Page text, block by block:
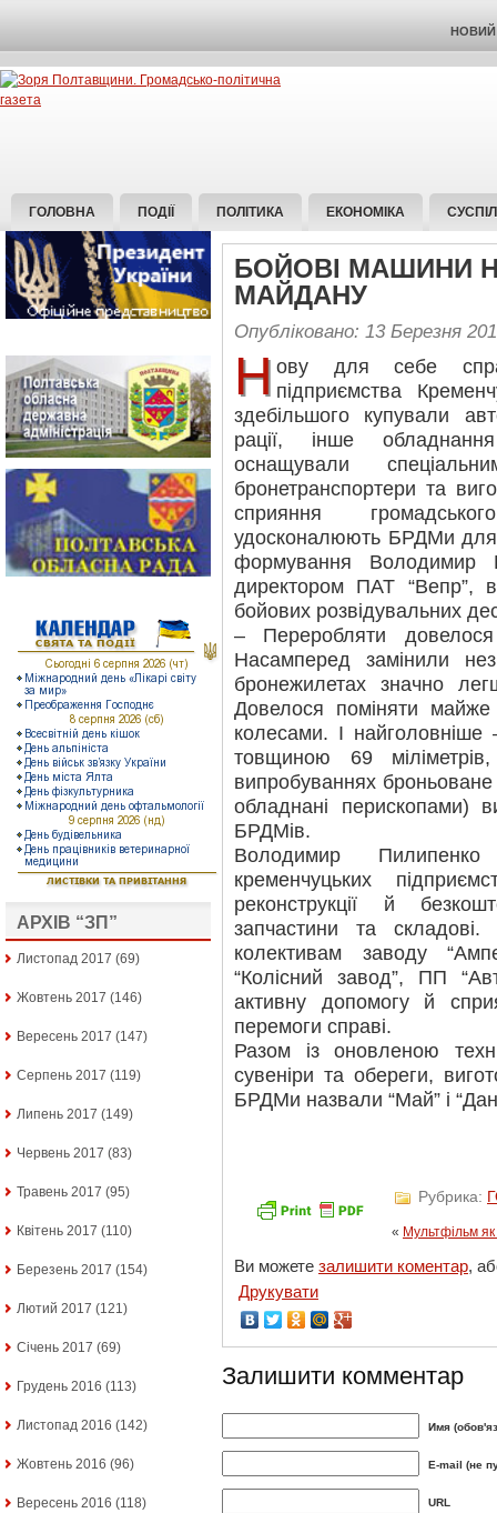
НОВИЙ
ГОЛОВНА ПОДІЇ ПОЛІТИКА ЕКОНОМІКА
АРХІВ “ЗП”
Листопад 2017 (69)
Жовтень 2017 (146)
Вересень 2017 (147)
Серпень 2017 (119)
Липень 2017 (149)
Червень 2017 (83)
Травень 2017 (95)
Квітень 2017 (110)
Березень 2017 (154)
Лютий 2017 (121)
Січень 2017 (69)
Грудень 2016 (113)
Листопад 2016 (142)
Жовтень 2016 (96)
Вересень 2016 (118)
БОЙОВІ МАШИНИ
МАЙДАНУ
Опубліковано: 13 Березня
Н ову для себе
підприємства
здебільшого купували
рації, інше
оснащували
бронетранспортери та
сприяння
удосконалюють БРДМи для
формування
директором ПАТ “Вепр”,
бойових розвідувальних
– Переробляти
Насамперед замінили
бронежилетах значно
Довелося поміняти
колесами. І
товщиною 69
випробуваннях
обладнані перископами)
БРДМів.
Володимир
кременчуцьких
реконструкції й
запчастини та
колективам заводу
“Колісний завод”, ПП
активну допомогу й
перемоги справі.
Разом із оновленою
сувеніри та обереги,
БРДМи назвали “Май” і
Рубрика:
« Мультфільм
Ви можете залишити коментар,
Друкувати
Залишити комментар
Имя
E-mail (не
URL